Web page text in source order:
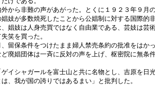
ら非難の声があがった。とくに１９２３年９月
妓が多数焼死したことから公娼制に対する国際的
娼妓は人身売買ではなく自由業である、芸妓は芸
笑を買った。
保条件をつけたまま婦人禁売条約の批准をはか
廃娼団体は一斉に反対の声を上げ、枢密院に無条
シャガールを富士山と共に名物とし、吉原を日
、我が国の誇りではあるまい」と批判した。